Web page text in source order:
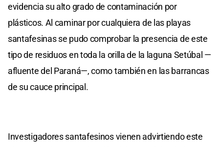
evidencia su alto grado de contaminación por
plásticos. Al caminar por cualquiera de las playas
santafesinas se pudo comprobar la presencia de este
tipo de residuos en toda la orilla de la laguna Setúbal —
afluente del Paraná—, como también en las barrancas
de su cauce principal.
Investigadores santafesinos vienen advirtiendo este